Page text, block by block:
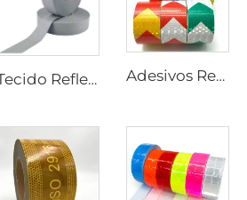
Tecido Refletivo Cinza, Fita Refletiva de Alta Luminosidade para Costurar em Coletes e Jaquetas Adesivos Retrorrefletivos Prismáticos de PVC com Preço Barato, Fita Refletiva para Caminhão